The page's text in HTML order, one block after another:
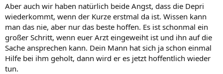
Aber auch wir haben natürlich beide Angst, dass die Depri
wiederkommt, wenn der Kurze erstmal da ist. Wissen kann
man das nie, aber nur das beste hoffen. Es ist schonmal ein
großer Schritt, wenn euer Arzt eingeweiht ist und ihn auf die
Sache ansprechen kann. Dein Mann hat sich ja schon einmal
Hilfe bei ihm geholt, dann wird er es jetzt hoffentlich wieder
tun.